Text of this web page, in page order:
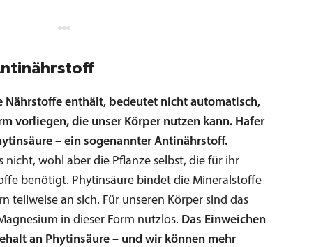
Nährstoffe enthält, bedeutet nicht automatisch,
vorliegen, die unser Körper nutzen kann. Hafer
– ein sogenannter Antinährstoff.
wohl aber die Pflanze selbst, die für ihr
benötigt. Phytinsäure bindet die Mineralstoffe
teilweise an sich. Für unseren Körper sind das
in dieser Form nutzlos. Das Einweichen
an Phytinsäure – und wir können mehr